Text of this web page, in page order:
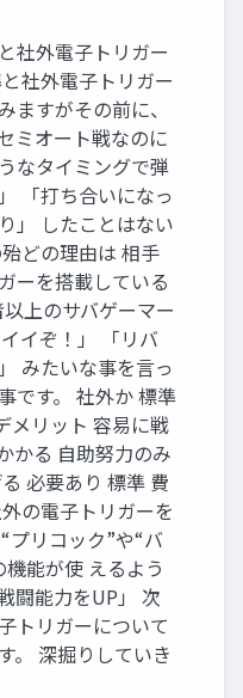
社外電子トリガー
社外電子トリガー
ますがその前に、
ミオート戦なのに
なタイミングで弾
「打ち合いになっ
」 したことはない
どの理由は 相手
ーを搭載している
上のサバゲーマー
イぞ！」 「リバ
みたいな事を言っ
です。 社外か 標準
メリット 容易に戦
かる 自助努力のみ
必要あり 標準 費
の電子トリガーを
プリコック”や“バ
能が使 えるよう
闘能力をUP」 次
トリガーについて
。 深掘りしていき